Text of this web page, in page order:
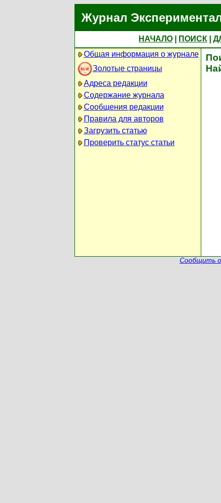
Журнал
НАЧАЛО ПОИСК
Общая информация о журнале
Золотые страницы
Адреса редакции
Содержание журнала
Сообщения редакции
Правила для авторов
Загрузить статью
Проверить статус статьи
Сообщить о